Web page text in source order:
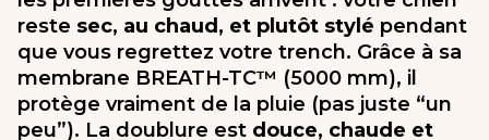
reste sec, au chaud, et plutôt stylé pendant
que vous regrettez votre trench. Grâce à sa
membrane BREATH-TC™ (5000 mm), il
protège vraiment de la pluie (pas juste “un
peu”). La doublure est douce, chaude et